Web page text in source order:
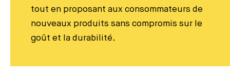
tout en proposant aux consommateurs de
nouveaux produits sans compromis sur le
goût et la durabilité.